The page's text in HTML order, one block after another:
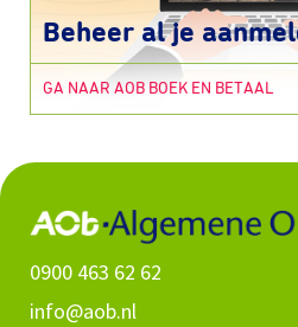
Beheer al je
GA NAAR AOB BOEK EN BETAAL
0900 463 62 62
info@aob.nl